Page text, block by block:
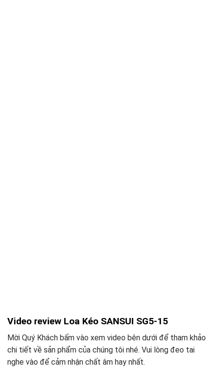
Video review Loa Kéo SANSUI SG5-15
Mời Quý Khách bấm vào xem video bên dưới để tham khảo
chi tiết về sản phẩm của chúng tôi nhé. Vui lòng đeo tai
nghe vào để cảm nhận chất âm hay nhất.